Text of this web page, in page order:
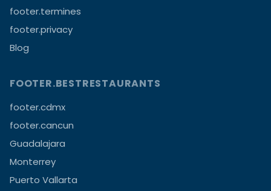
footer.termines
footer.privacy
Blog
FOOTER.BESTRESTAURANTS
footer.cdmx
footer.cancun
Guadalajara
Monterrey
Puerto Vallarta